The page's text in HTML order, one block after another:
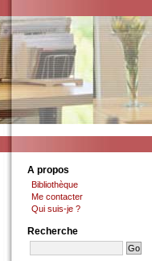
A propos
Bibliothèque
Me contacter
Qui suis-je ?
Recherche